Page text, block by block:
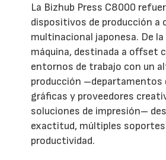
La Bizhub Press C8000
dispositivos de producción a
multinacional japonesa. De la
máquina, destinada a offset
entornos de trabajo con un
producción –departamentos
gráficas y proveedores
soluciones de impresión–
exactitud, múltiples
productividad.